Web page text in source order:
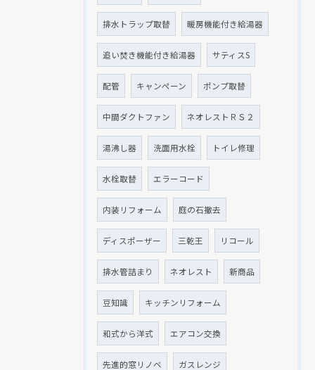
排水トラップ取替 暖房機能付き給湯器
追い焚き機能付き給湯器 サティスS
配管 キャンペーン ポンプ取替
中間ダクトファン ネオレストＲＳ２
湯沸し器 洗面用水栓 トイレ修理
水栓取替 エラーコード
内装リフォーム 庭の石撤去
ディスポーザー 三乾王 リコール
排水管詰まり ネオレスト 新商品
豆知識 キッチンリフォーム
和式から洋式 エアコン交換
先進的窓リノベ ガスレンジ